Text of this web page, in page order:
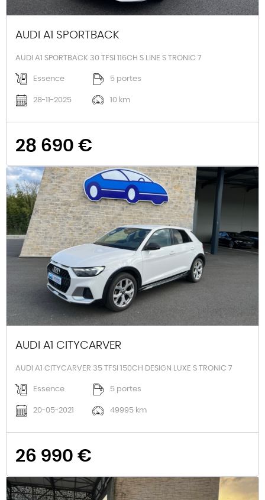
AUDI A1 SPORTBACK
AUDI A1 SPORTBACK 30 TFSI 116CH S LINE S TRONIC 7
Essence 5 portes
28-11-2025 10 km
28 690 €
AUDI A1 CITYCARVER
AUDI A1 CITYCARVER 35 TFSI 150CH DESIGN LUXE S TRONIC 7
Essence 5 portes
20-05-2021 49995 km
26 990 €